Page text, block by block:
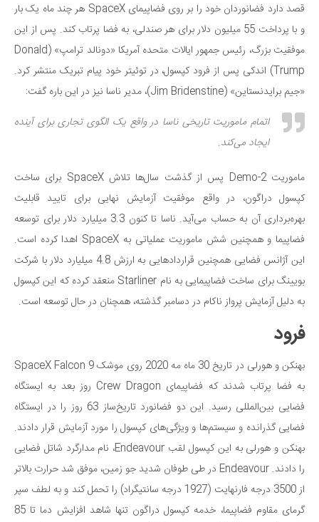
قصد دارد فضانوردان خود را بر روی فضاپیمای SpaceX هر چند ماه یک بار
و با پرداخت 55 میلیون دلار برای هر صندلی، به فضا پرتاب کند. پس از این
موفقیت بزرگ، رئیس جمهور ایالات متحده آمریکا «دونالد ترامپ» (Donald
Trump) اندکی پس از فرود کپسول، در توئیتر خود پیام تبریک منتشر کرد.
«جیم برایدنستاین» (Jim Bridenstine)، مدیر ناسا نیز در این باره گفت:
اتمام ماموریت تاریخی ناسا در واقع یک الگوی تجاری برای آینده
ایجاد می‌کند.
ماموریت Demo-2 پس از گذشت سال‌ها تلاش SpaceX برای ساخت
کپسول دراگون، در واقع موفقیت آزمایش نهایی برای تایید قابلیت
بهره‌برداری آن به حساب می‌آید. ناسا تا کنون 3.3 میلیارد دلار برای توسعه
فضاپیما و همچنین شش ماموریت عملیاتی به SpaceX اهدا کرده است.
این آژانس فضایی همچنین قراردادهایی به ارزش 4.8 میلیارد دلار با شرکت
بویینگ برای ساخت فضاپیمایی به نام Starliner منعقد کرده که این کپسول
به دلیل آزمایش پرواز ناکام در دسامبر گذشته، همچنان در حال توسعه است.
فرود
بهنکن و هورلی در تاریخ 30 ماه مه 2020 روی موشک SpaceX Falcon 9
به فضا پرتاب شدند که فضاپیمای Crew Dragon روز بعد به ایستگاه
فضایی بین‌المللی رسید. این دو فضانورد تاریخ‌ساز 63 روز را در ایستگاه
فضایی گذرانده و سیستم‌ها و ویژگی‌های کپسول را مورد آزمایش قرار دادند.
بهنکن و هورلی به این کپسول لقب Endeavour، نام مدارگرد شاتل فضایی
را دادند. Endeavour در طی طوفان شدید جو زمین، موفق شد حرارت بالاتر
از 3500 درجه فارنهایت (1927 درجه سانتیگراد) را تحمل کند و به لطف سپر
گرمای مقاوم فضاپیما، خدمه کپسول دراگون تنها شاهد افزایش دما تا 85